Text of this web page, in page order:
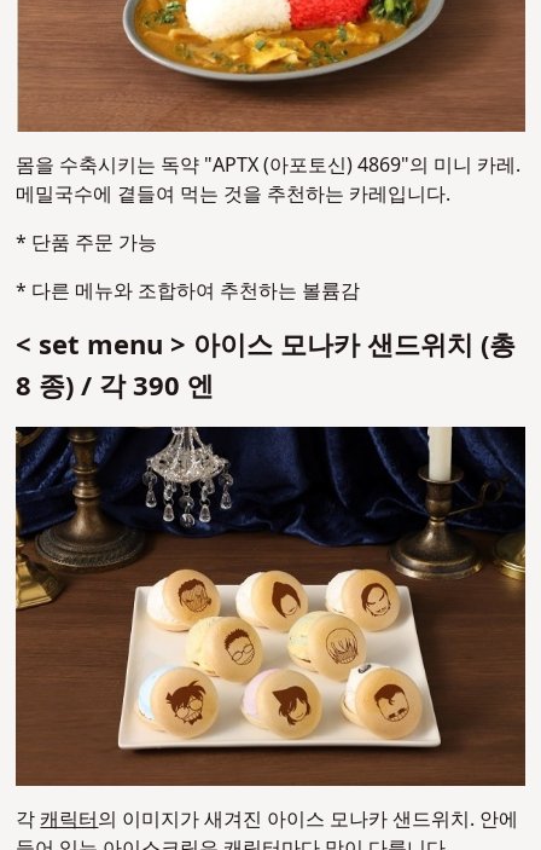
몸을 수축시키는 독약 "APTX (아포토신) 4869"의 미니 카레.
메밀국수에 곁들여 먹는 것을 추천하는 카레입니다.
* 단품 주문 가능
* 다른 메뉴와 조합하여 추천하는 볼륨감
< set menu > 아이스 모나카 샌드위치 (총
8 종) / 각 390 엔
각캐릭터의 이미지가 새겨진 아이스 모나카 샌드위치. 안에